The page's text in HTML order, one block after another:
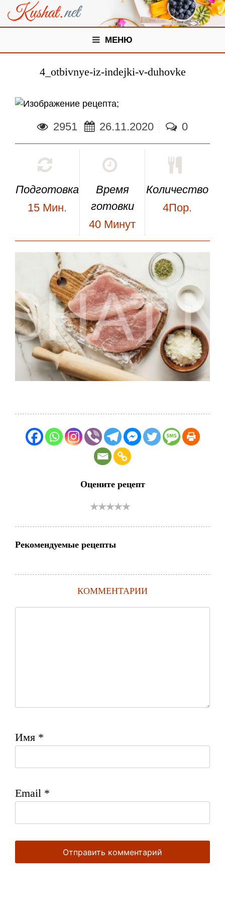
МЕНЮ
4_otbivnye-iz-indejki-v-duhovke
;
2951 26.11.2020 0
Подготовка
15 Мин.
Время
готовки
40 Минут
Количество
4Пор.
Оцените рецепт
Рекомендуемые рецепты
КОММЕНТАРИИ
Имя *
Email *